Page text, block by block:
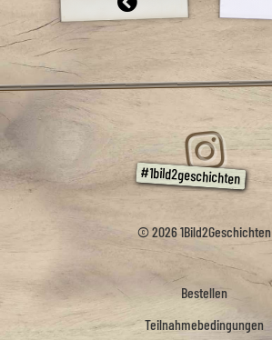
© 2026 1Bild2Geschichten
Bestellen
Teilnahmebedingungen